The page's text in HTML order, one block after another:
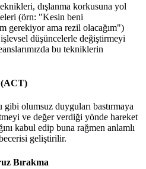
dışlanma korkusuna yol
(örn: "Kesin beni
gerekiyor ama rezil olacağım")
düşüncelerle değiştirmeyi
bu tekniklerin
(ACT)
gibi olumsuz duyguları bastırmaya
ve değer verdiği yönde hareket
kabul edip buna rağmen anlamlı
geliştirilir.
Bırakma